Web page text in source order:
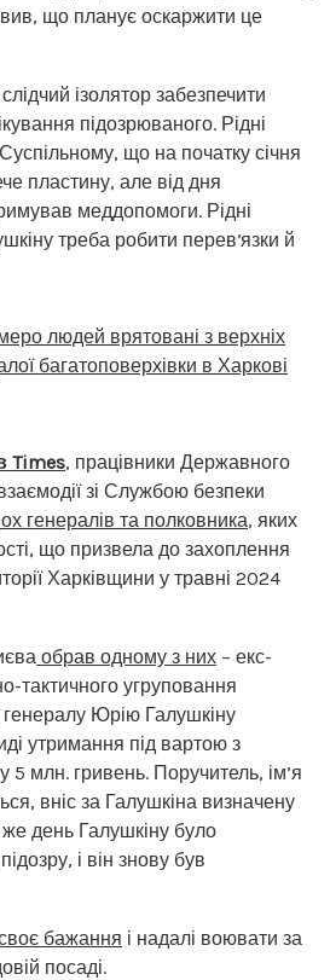
що планує оскаржити це
ізолятор забезпечити
підозрюваного. Рідні
що на початку січня
пластину, але від дня
меддопомоги. Рідні
треба робити перевʼязки й
людей врятовані з верхніх
багатоповерхівки в Харкові
Times, працівники Державного
зі Службою безпеки
генералів та полковника, яких
що призвела до захоплення
Харківщини у травні 2024
обрав одному з них – екс-
тактичного угруповання
Юрію Галушкіну
утримання під вартою з
млн. гривень. Поручитель, ім’я
вніс за Галушкіна визначену
же день Галушкіну було
і він знову був
бажання і надалі воювати за
посаді.